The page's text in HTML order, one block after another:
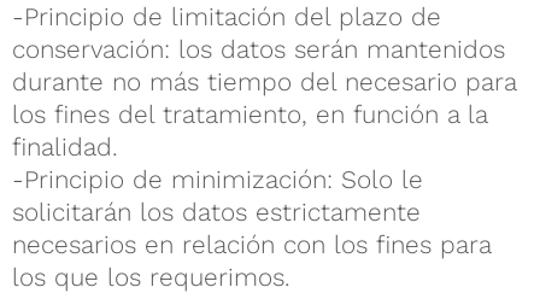
-Principio de limitación del plazo de
conservación: los datos serán mantenidos
durante no más tiempo del necesario para
los fines del tratamiento, en función a la
finalidad.
-Principio de minimización: Solo le
solicitarán los datos estrictamente
necesarios en relación con los fines para
los que los requerimos.